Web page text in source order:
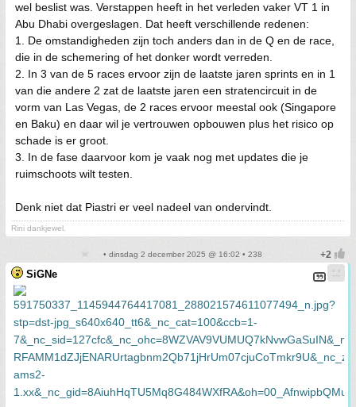
wel beslist was. Verstappen heeft in het verleden vaker VT 1 in
Abu Dhabi overgeslagen. Dat heeft verschillende redenen:
1. De omstandigheden zijn toch anders dan in de Q en de race,
die in de schemering of het donker wordt verreden.
2. In 3 van de 5 races ervoor zijn de laatste jaren sprints en in 1
van die andere 2 zat de laatste jaren een stratencircuit in de
vorm van Las Vegas, de 2 races ervoor meestal ook (Singapore
en Baku) en daar wil je vertrouwen opbouwen plus het risico op
schade is er groot.
3. In de fase daarvoor kom je vaak nog met updates die je
ruimschoots wilt testen.
Denk niet dat Piastri er veel nadeel van ondervindt.
Rini dankjewel.
• dinsdag 2 december 2025 @ 16:02 • 238
SiGNe